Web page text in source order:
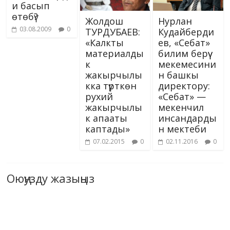
и басып
өтөбү?
03.08.2009 0
Жолдош
ТУРДУБАЕВ:
«Калкты
материалды
к
жакырчылы
кка түрткөн
рухий
жакырчылы
к апааты
каптады»
07.02.2015 0
Нурлан
Кудайберди
ев, «Себат»
билим берүү
мекемесини
н башкы
директору:
«Себат» —
мекенчил
инсандарды
н мектеби
02.11.2016 0
Оюңузду жазыңыз